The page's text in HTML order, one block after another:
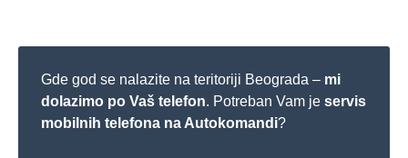
Gde god se nalazite na teritoriji Beograda – mi
dolazimo po Vaš telefon. Potreban Vam je servis
mobilnih telefona na Autokomandi?